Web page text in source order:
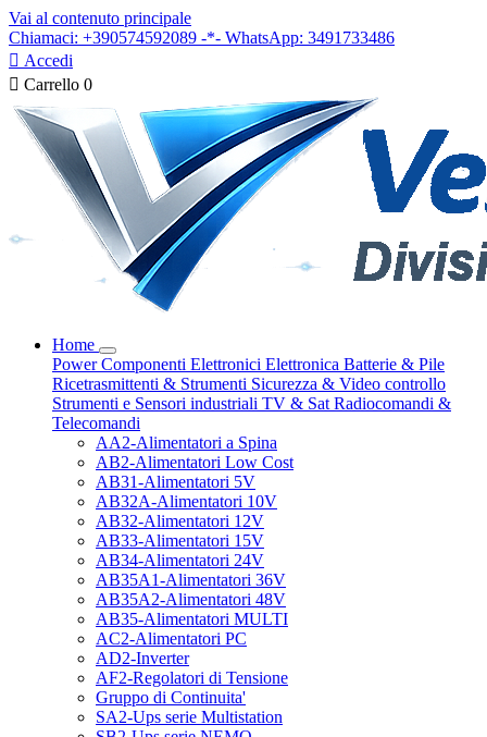
Vai al contenuto principale
Chiamaci: +390574592089 -*- WhatsApp: 3491733486
 Accedi
 Carrello 0
Home
PowerComponenti Elettronici Elettronica Batterie & Pile
Ricetrasmittenti & Strumenti Sicurezza & Video controllo
Strumenti e Sensori industriali TV & Sat Radiocomandi &
Telecomandi
AA2-Alimentatori a Spina
AB2-Alimentatori Low Cost
AB31-Alimentatori 5V
AB32A-Alimentatori 10V
AB32-Alimentatori 12V
AB33-Alimentatori 15V
AB34-Alimentatori 24V
AB35A1-Alimentatori 36V
AB35A2-Alimentatori 48V
AB35-Alimentatori MULTI
AC2-Alimentatori PC
AD2-Inverter
AF2-Regolatori di Tensione
Gruppo di Continuita'
SA2-Ups serie Multistation